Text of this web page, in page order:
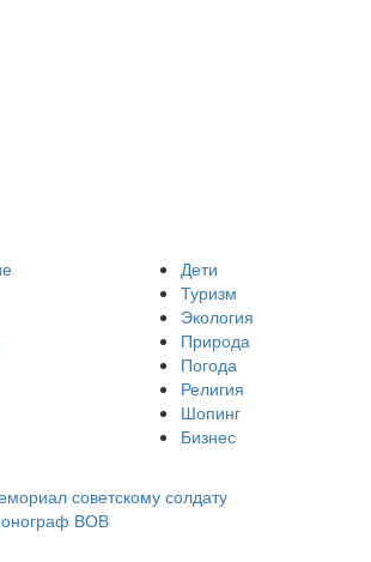
Дети
Туризм
Экология
Природа
Погода
Религия
Шопинг
Бизнес
советскому солдату
ВОВ